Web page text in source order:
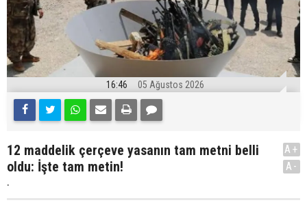
16:46 05 Ağustos 2026
12 maddelik çerçeve yasanın tam metni belli
oldu: İşte tam metin!
.
A+
A-